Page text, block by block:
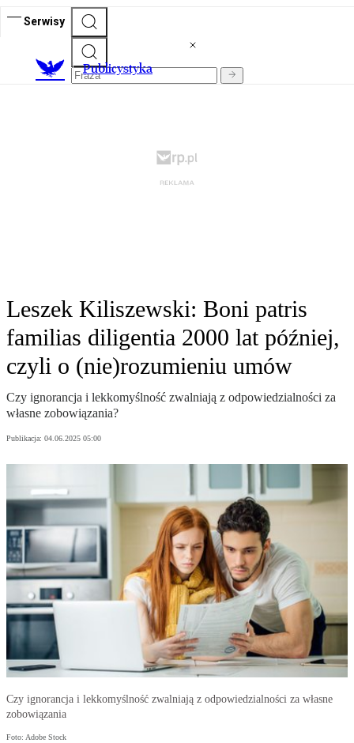
Serwisy
Publicystyka
Leszek Kiliszewski: Boni patris
familias diligentia 2000 lat później,
czyli o (nie)rozumieniu umów
Czy ignorancja i lekkomyślność zwalniają z odpowiedzialności za
własne zobowiązania?
Publikacja: 04.06.2025 05:00
Czy ignorancja i lekkomyślność zwalniają z odpowiedzialności za własne
zobowiązania
Foto: Adobe Stock